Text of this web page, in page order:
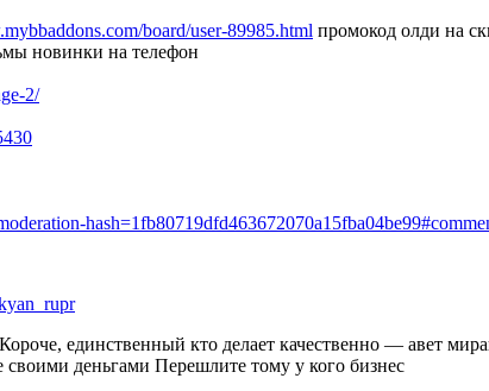
board/user-89985.html промокод олди на
новинки на телефон
2/
единственный кто делает качественно — авет
деньгами Перешлите тому у кого бизнес